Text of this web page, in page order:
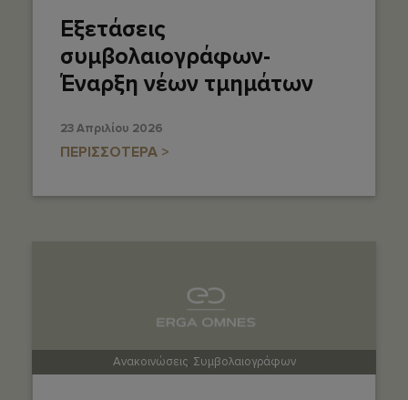
Εξετάσεις
συμβολαιογράφων-
Έναρξη νέων τμημάτων
23 Απριλίου 2026
ΠΕΡΙΣΣΟΤΕΡΑ >
Ανακοινώσεις, Συμβολαιογράφων